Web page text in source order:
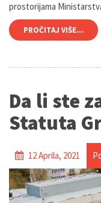
prostorijama
PROČITAJ VIŠE...
Da li ste
Statuta
12 Aprila, 2021